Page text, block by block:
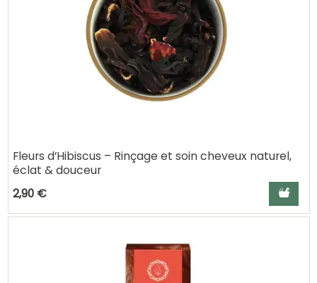
Fleurs d’Hibiscus – Rinçage et soin cheveux naturel,
éclat & douceur
2,90 €
Ajouter